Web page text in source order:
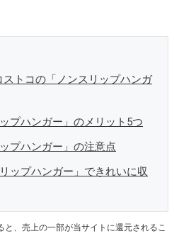
トコの「ノンスリップハンガ
プハンガー」のメリット5つ
プハンガー」の注意点
ップハンガー」できれいに収
、売上の一部が当サイトに還元されるこ